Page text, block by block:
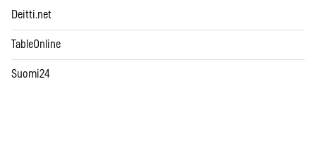
Deitti.net
TableOnline
Suomi24